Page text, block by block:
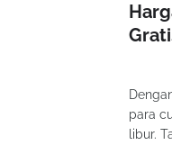
para
libur.